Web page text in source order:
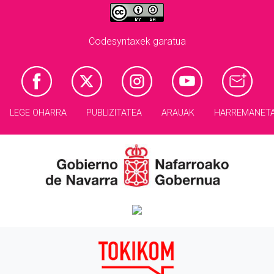
Codesyntaxek garatua
LEGE OHARRA PUBLIZITATEA ARAUAK